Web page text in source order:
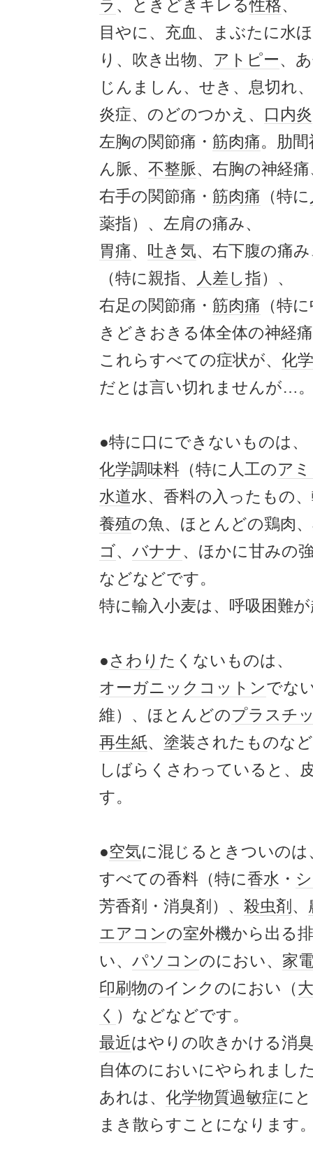
ラ 、ときどきキレる性格、
目やに、充血、まぶたに水
り、吹き出物、 アトピー、
じんましん、せき、息切れ
炎症、のどのつかえ、 口内炎
左胸の関節痛・ 筋肉痛。肋
ん脈、 不整脈、右胸の神経痛
右手の関節痛・ 筋肉痛 （特に
薬指）、左肩の痛み、
胃痛、 吐き気、右下腹の痛
（特に親指、
人差し指）、
右足の関節痛・ 筋肉痛 （特
きどきおきる体全体の神経
これらすべての症状が、 化
だとは言い切れませんが…
●特に口にできないものは、
化学調味料 （特に人工のア
水道水、香料の入ったもの
養殖の魚、ほとんどの鶏肉
ゴ、 バナナ、ほかに甘みの
などなどです。
特に輸入小麦は、呼吸困難
●さわり たくないものは、
オーガニックコットンでな
維）、ほとんどのプラスチ
再生紙、塗装されたものな
しばらくさわっていると、
す。
●空気に混じるときついのは
すべての香料（特に香水 ・
芳香剤・消臭剤）、 殺虫剤 、
エアコンの室外機から出る
い、 パソコンのにおい、 家
印刷物のインクのにおい（
く ）などなどです。
最近はやりの吹きかける消
自体のにおいにやられまし
あれは、 化学物質過敏症に
まき散らすことになります